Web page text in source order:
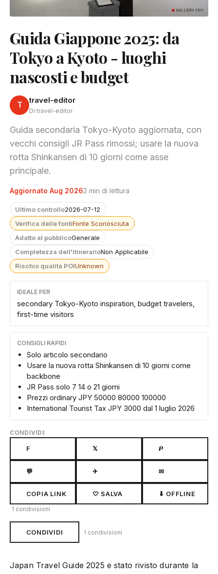
Guida Giappone 2025: da
Tokyo a Kyoto - luoghi
nascosti e budget
T travel-editor
Di travel-editor
Guida secondaria Tokyo-Kyoto aggiornata, con
vecchi consigli JR Pass rimossi; usare la nuova
rotta Shinkansen di 10 giorni come asse
principale.
Aggiornato Aug 20262 min di lettura
Ultimo controllo2026-07-12
Verifica delle fontiFonte Sconosciuta
Adatto al pubblicoGenerale
Completezza dell'itinerarioNon Applicabile
Rischio qualità POIUnknown
IDEALE PER
secondary Tokyo-Kyoto inspiration, budget travelers,
first-time visitors
CONSIGLI RAPIDI
Solo articolo secondario
Usare la nuova rotta Shinkansen di 10 giorni come
backbone
JR Pass solo 7 14 o 21 giorni
Prezzi ordinary JPY 50000 80000 100000
International Tourist Tax JPY 3000 dal 1 luglio 2026
CONDIVIDI:
F 𝕏 𝙋
💬 ✈ ✉
COPIA LINK ♡ SALVA ⬇ OFFLINE
1 condivisioni
CONDIVIDI 1 condivisioni
Japan Travel Guide 2025 e stato rivisto durante la